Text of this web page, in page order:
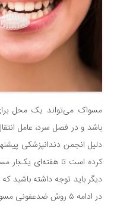
تلویزیون
موسیقی
چهره‌ها
عکاسی و هنرهای تجسمی
کتاب و کتاب‌خوانی
معماری
علمی
فناوری‌ها
نجوم و هوا فضا
مسواک می‌تواند یک محل
باشد و در فصل سرد، عامل
دلیل انجمن دندانپزشکی
کرده است تا هفته‌ای یک‌بار
دیگر باید توجه داشته باشید
در ادامه ۵ روش ضدعفونی مسواک را در اختیارتان قرار خواهیم داد.